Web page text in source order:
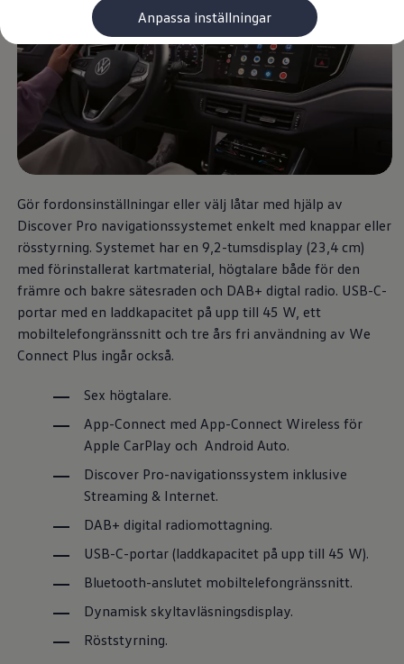
Anpassa inställningar
Interiör- och exteriörskydd
Underhållning och elektronik
Laddbox och laddningskablar
Modellspecifika tillbehör
Däck och fälg
Delar
Originaldelar
Bytesdelar
Ekonomidelar
Classic Parts
Förmåner och erbjudanden
Frågor och svar
Reseförsäkring
Viktig kundinformation
Mobilitetsgaranti
Varnings- och kontrollampor
Återkallelser
2G/3G-nätet stängs ned – hur påverkas min
Dieselfrågan
Mjukvaruuppdatering för förbränningsbilar
Hitta serviceverkstad
Information om myVolkswagen
Navigation Map Update
Digital Instruktionsbok
Uppdateringar för elbilar
Kartuppdateringar
Uppdateringar för förbränningsbilar
Broschyrarkiv
Farthållare & ACC
Front-, Lane- & Side Assist
Körprofil
Park Assist & parkeringssensorer
Parkeringsbroms
Sign Assist
Gör fordonsinställningar eller välj låtar med hjälp av
Discover Pro navigationssystemet enkelt med knappar eller
rösstyrning. Systemet har en 9,2-tumsdisplay (23,4 cm)
med förinstallerat kartmaterial, högtalare både för den
främre och bakre sätesraden och DAB+ digtal radio. USB-C-
portar med en laddkapacitet på upp till 45 W, ett
mobiltelefongränssnitt och tre års fri användning av We
Connect Plus ingår också.
Sex högtalare.
App-Connect med App-Connect Wireless för
Apple CarPlay och Android Auto.
Discover Pro-navigationssystem inklusive
Streaming & Internet.
DAB+ digital radiomottagning.
USB-C-portar (laddkapacitet på upp till 45 W).
Bluetooth-anslutet mobiltelefongränssnitt.
Dynamisk skyltavläsningsdisplay.
Röststyrning.